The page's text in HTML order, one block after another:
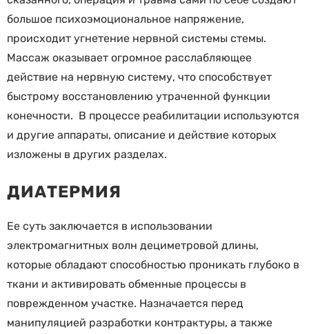
большое психоэмоциональное напряжение,
происходит угнетение нервной системы стемы.
Массаж оказывает огромное расслабляющее
действие на нервную систему, что способствует
быстрому восстановлению утраченной функции
конечности. В процессе реабилитации используются
и другие аппараты, описание и действие которых
изложены в других разделах.
ДИАТЕРМИЯ
Ее суть заключается в использовании
электромагнитных волн дециметровой длины,
которые обладают способностью проникать глубоко в
ткани и активировать обменные процессы в
поврежденном участке. Назначается перед
манипуляцией разработки контрактуры, а также